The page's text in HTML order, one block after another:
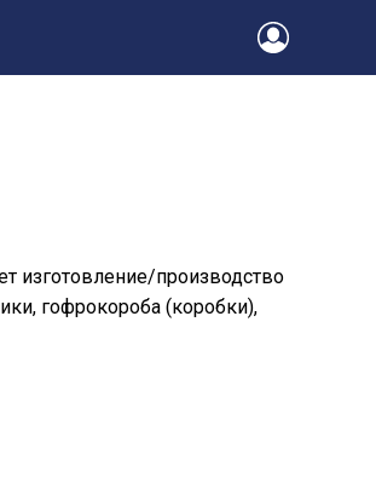
изготовление/производство
гофрокороба (коробки),